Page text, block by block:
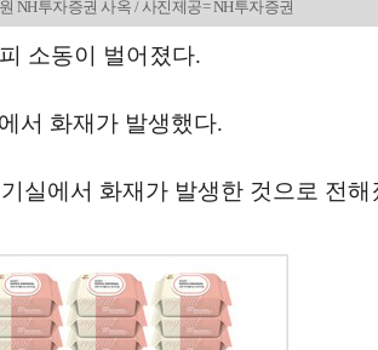
NH투자증권 사옥 / 사진제공= NH투자증권
소동이 벌어졌다.
서 화재가 발생했다.
실에서 화재가 발생한 것으로 전해